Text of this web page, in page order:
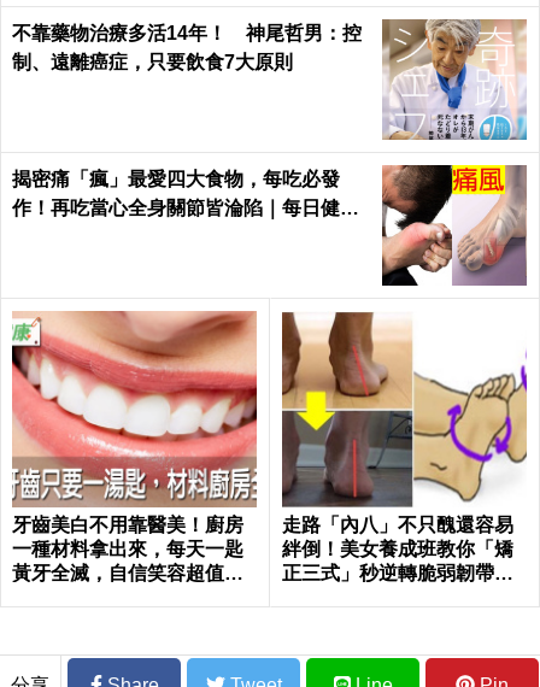
不靠藥物治療多活14年！ 神尾哲男：控
制、遠離癌症，只要飲食7大原則
揭密痛「瘋」最愛四大食物，每吃必發
作！再吃當心全身關節皆淪陷｜每日健康
牙齒美白不用靠醫美！廚房
一種材料拿出來，每天一匙
黃牙全滅，自信笑容超值｜
走路「內八」不只醜還容易
絆倒！美女養成班教你「矯
正三式」秒逆轉脆弱韌帶肌